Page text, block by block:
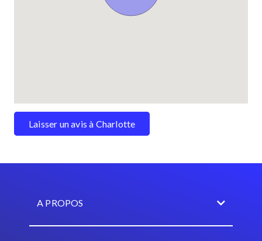
Laisser un avis à Charlotte
A PROPOS